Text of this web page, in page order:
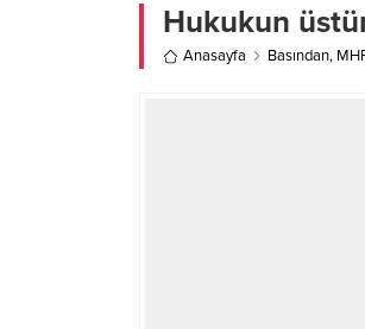
Hukukun
Anasayfa Basından,